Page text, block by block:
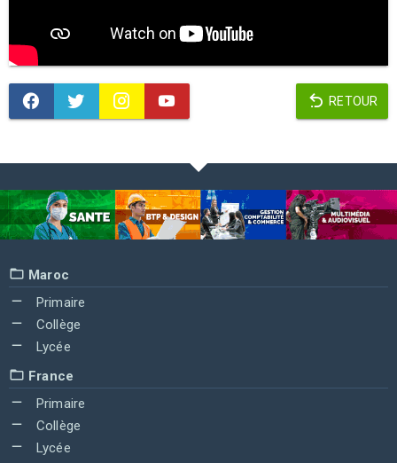
RETOUR
Maroc
Primaire
Collège
Lycée
France
Primaire
Collège
Lycée